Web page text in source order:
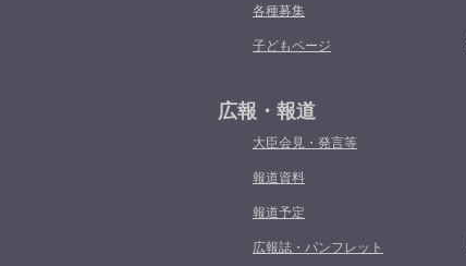
各種募集
子どもページ
広報・報道
大臣会見・発言等
報道資料
報道予定
広報誌・パンフレット